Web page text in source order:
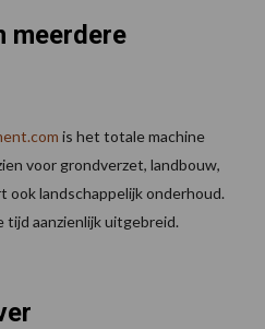
meerdere
is het totale machine
voor grondverzet, landbouw,
landschappelijk onderhoud.
aanzienlijk uitgebreid.